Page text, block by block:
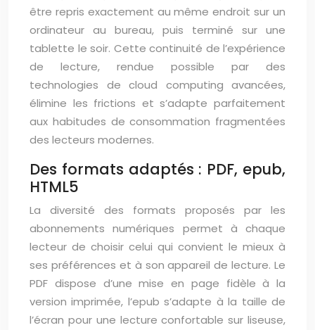
être repris exactement au même endroit sur un
ordinateur au bureau, puis terminé sur une
tablette le soir. Cette continuité de l’expérience
de lecture, rendue possible par des
technologies de cloud computing avancées,
élimine les frictions et s’adapte parfaitement
aux habitudes de consommation fragmentées
des lecteurs modernes.
Des formats adaptés : PDF, epub,
HTML5
La diversité des formats proposés par les
abonnements numériques permet à chaque
lecteur de choisir celui qui convient le mieux à
ses préférences et à son appareil de lecture. Le
PDF dispose d’une mise en page fidèle à la
version imprimée, l’epub s’adapte à la taille de
l’écran pour une lecture confortable sur liseuse,